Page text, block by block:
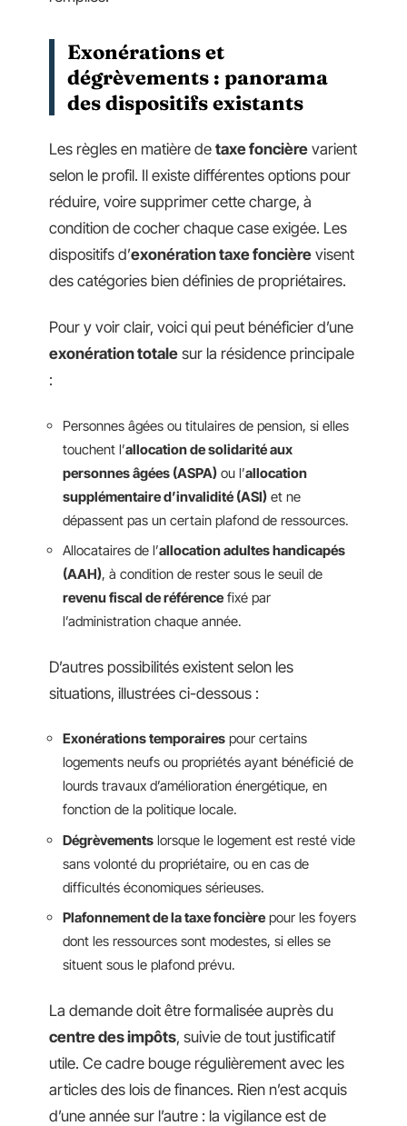
Exonérations et
dégrèvements : panorama
des dispositifs existants
Les règles en matière de taxe foncière varient
selon le profil. Il existe différentes options pour
réduire, voire supprimer cette charge, à
condition de cocher chaque case exigée. Les
dispositifs d’exonération taxe foncière visent
des catégories bien définies de propriétaires.
Pour y voir clair, voici qui peut bénéficier d’une
exonération totale sur la résidence principale
:
Personnes âgées ou titulaires de pension, si elles
touchent l’allocation de solidarité aux
personnes âgées (ASPA) ou l’allocation
supplémentaire d’invalidité (ASI) et ne
dépassent pas un certain plafond de ressources.
Allocataires de l’allocation adultes handicapés
(AAH), à condition de rester sous le seuil de
revenu fiscal de référence fixé par
l’administration chaque année.
D’autres possibilités existent selon les
situations, illustrées ci-dessous :
Exonérations temporaires pour certains
logements neufs ou propriétés ayant bénéficié de
lourds travaux d’amélioration énergétique, en
fonction de la politique locale.
Dégrèvements lorsque le logement est resté vide
sans volonté du propriétaire, ou en cas de
difficultés économiques sérieuses.
Plafonnement de la taxe foncière pour les foyers
dont les ressources sont modestes, si elles se
situent sous le plafond prévu.
La demande doit être formalisée auprès du
centre des impôts, suivie de tout justificatif
utile. Ce cadre bouge régulièrement avec les
articles des lois de finances. Rien n’est acquis
d’une année sur l’autre : la vigilance est de